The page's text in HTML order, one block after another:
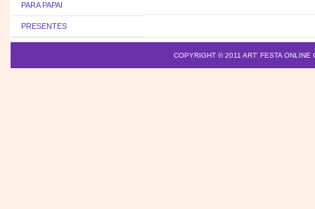
PARA PAPAI
PRESENTES
COPYRIGHT © 2011 ART' FESTA ONLINE